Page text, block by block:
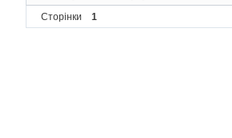
Сторінки 1